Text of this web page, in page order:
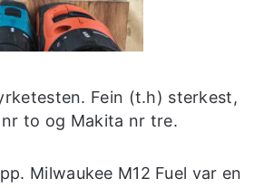
Fein (t.h) sterkest,
to og Makita nr tre.
Milwaukee M12 Fuel var en